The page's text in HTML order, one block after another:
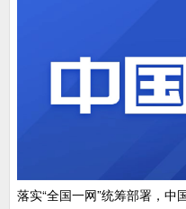
落实“全国一网”统筹部署，